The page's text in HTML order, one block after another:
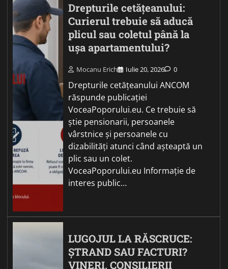
Drepturile cetățeanului:
Curierul trebuie să aducă
plicul sau coletul până la
ușa apartamentului?
Mocanu Erich Iulie 20, 2026 0
Drepturile cetățeanului ANCOM
răspunde publicației
VoceaPoporului.eu. Ce trebuie să
știe pensionarii, persoanele
vârstnice și persoanele cu
dizabilități atunci când așteaptă un
plic sau un colet.
VoceaPoporului.eu Informație de
interes public…
LUGOJUL LA RĂSCRUCE:
ȘTRAND SAU FACTURI?
VINERI, CONSILIERII